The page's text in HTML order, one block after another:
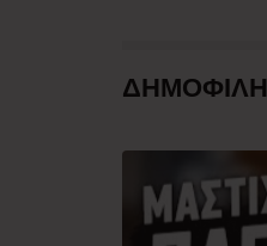
ΔΗΜΟΦΙΛΗ